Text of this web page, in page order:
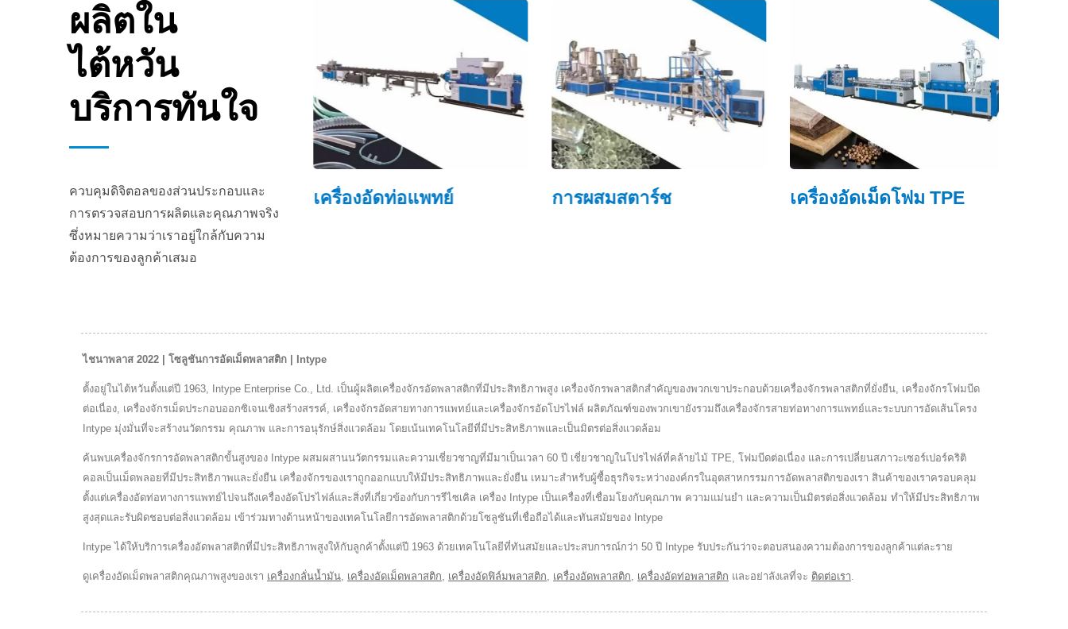
ผลิตใน
ไต้หวัน
บริการทันใจ
ควบคุมดิจิตอลของส่วนประกอบและ
การตรวจสอบการผลิตและคุณภาพจริง
ซึ่งหมายความว่าเราอยู่ใกล้กับความ
ต้องการของลูกค้าเสมอ
โฟมบีดต่อเนื่อง เครื่องอัดท่อแพทย์ การผสมสตาร์ช เครื่องอัดเม็ดโฟม TPE
ไชนาพลาส 2022 | โซลูชันการอัดเม็ดพลาสติก | Intype
ตั้งอยู่ในไต้หวันตั้งแต่ปี 1963, Intype Enterprise Co., Ltd. เป็นผู้ผลิตเครื่องจักรอัดพลาสติกที่มีประสิทธิภาพสูง เครื่องจักรพลาสติกสำคัญของพวกเขาประกอบด้วยเครื่องจักรพลาสติกที่ยั่งยืน, เครื่องจักรโฟมบีด
ต่อเนื่อง, เครื่องจักรเม็ดประกอบออกซิเจนเชิงสร้างสรรค์, เครื่องจักรอัดสายทางการแพทย์และเครื่องจักรอัดโปรไฟล์ ผลิตภัณฑ์ของพวกเขายังรวมถึงเครื่องจักรสายท่อทางการแพทย์และระบบการอัดเส้นโครง
Intype มุ่งมั่นที่จะสร้างนวัตกรรม คุณภาพ และการอนุรักษ์สิ่งแวดล้อม โดยเน้นเทคโนโลยีที่มีประสิทธิภาพและเป็นมิตรต่อสิ่งแวดล้อม
ค้นพบเครื่องจักรการอัดพลาสติกขั้นสูงของ Intype ผสมผสานนวัตกรรมและความเชี่ยวชาญที่มีมาเป็นเวลา 60 ปี เชี่ยวชาญในโปรไฟล์ที่คล้ายไม้ TPE, โฟมบีดต่อเนื่อง และการเปลี่ยนสภาวะเซอร์เปอร์คริติ
คอลเป็นเม็ดพลอยที่มีประสิทธิภาพและยั่งยืน เครื่องจักรของเราถูกออกแบบให้มีประสิทธิภาพและยั่งยืน เหมาะสำหรับผู้ซื้อธุรกิจระหว่างองค์กรในอุตสาหกรรมการอัดพลาสติกของเรา สินค้าของเราครอบคลุม
ตั้งแต่เครื่องอัดท่อทางการแพทย์ไปจนถึงเครื่องอัดโปรไฟล์และสิ่งที่เกี่ยวข้องกับการรีไซเคิล เครื่อง Intype เป็นเครื่องที่เชื่อมโยงกับคุณภาพ ความแม่นยำ และความเป็นมิตรต่อสิ่งแวดล้อม ทำให้มีประสิทธิภาพ
สูงสุดและรับผิดชอบต่อสิ่งแวดล้อม เข้าร่วมทางด้านหน้าของเทคโนโลยีการอัดพลาสติกด้วยโซลูชันที่เชื่อถือได้และทันสมัยของ Intype
Intype ได้ให้บริการเครื่องอัดพลาสติกที่มีประสิทธิภาพสูงให้กับลูกค้าตั้งแต่ปี 1963 ด้วยเทคโนโลยีที่ทันสมัยและประสบการณ์กว่า 50 ปี Intype รับประกันว่าจะตอบสนองความต้องการของลูกค้าแต่ละราย
ดูเครื่องอัดเม็ดพลาสติกคุณภาพสูงของเรา เครื่องกลั่นน้ำมัน, เครื่องอัดเม็ดพลาสติก, เครื่องอัดฟิล์มพลาสติก, เครื่องอัดพลาสติก, เครื่องอัดท่อพลาสติก และอย่าลังเลที่จะ ติดต่อเรา.